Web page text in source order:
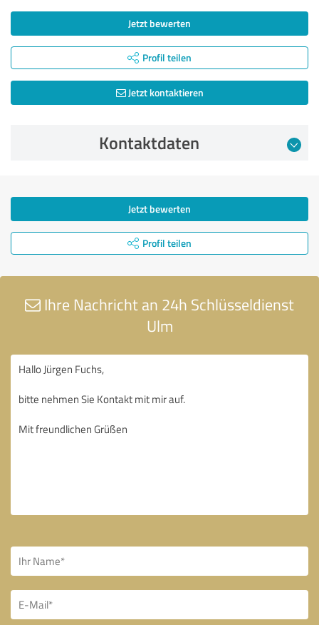
Jetzt bewerten
Profil teilen
Jetzt kontaktieren
Kontaktdaten
Jetzt bewerten
Profil teilen
Ihre Nachricht an 24h Schlüsseldienst
Ulm